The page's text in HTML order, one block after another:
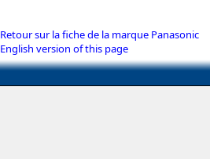
Retour sur la fiche de la marque Panasonic
English version of this page